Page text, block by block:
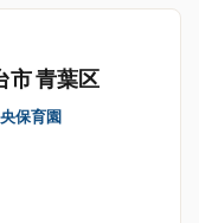
市 青葉区
保育園